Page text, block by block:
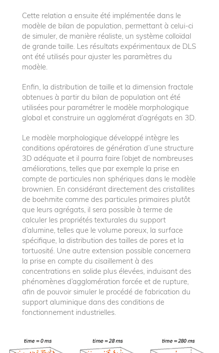
Cette relation a ensuite été implémentée dans le
modèle de bilan de population, permettant à celui-ci
de simuler, de manière réaliste, un système colloïdal
de grande taille. Les résultats expérimentaux de DLS
ont été utilisés pour ajuster les paramètres du
modèle.
Enfin, la distribution de taille et la dimension fractale
obtenues à partir du bilan de population ont été
utilisées pour paramétrer le modèle morphologique
global et construire un agglomérat d’agrégats en 3D.
Le modèle morphologique développé intègre les
conditions opératoires de génération d’une structure
3D adéquate et il pourra faire l’objet de nombreuses
améliorations, telles que par exemple la prise en
compte de particules non sphériques dans le modèle
brownien. En considérant directement des cristallites
de boehmite comme des particules primaires plutôt
que leurs agrégats, il sera possible à terme de
calculer les propriétés texturales du support
d’alumine, telles que le volume poreux, la surface
spécifique, la distribution des tailles de pores et la
tortuosité. Une autre extension possible concernera
la prise en compte du cisaillement à des
concentrations en solide plus élevées, induisant des
phénomènes d’agglomération forcée et de rupture,
afin de pouvoir simuler le procédé de fabrication du
support aluminique dans des conditions de
fonctionnement industrielles.